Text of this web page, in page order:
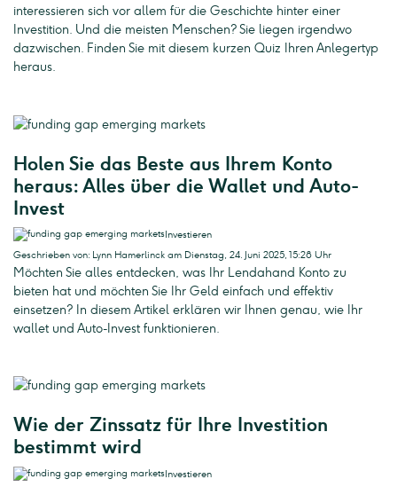
interessieren sich vor allem für die Geschichte hinter einer
Investition. Und die meisten Menschen? Sie liegen irgendwo
dazwischen. Finden Sie mit diesem kurzen Quiz Ihren Anlegertyp
heraus.
Holen Sie das Beste aus Ihrem Konto
heraus: Alles über die Wallet und Auto-
Invest
Investieren
Geschrieben von: Lynn Hamerlinck am Dienstag, 24. Juni 2025, 15:28 Uhr
Möchten Sie alles entdecken, was Ihr Lendahand Konto zu
bieten hat und möchten Sie Ihr Geld einfach und effektiv
einsetzen? In diesem Artikel erklären wir Ihnen genau, wie Ihr
wallet und Auto-Invest funktionieren.
Wie der Zinssatz für Ihre Investition
bestimmt wird
Investieren